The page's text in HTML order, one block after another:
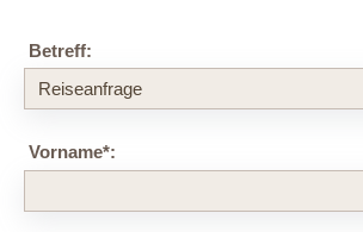
Betreff:
Vorname*: